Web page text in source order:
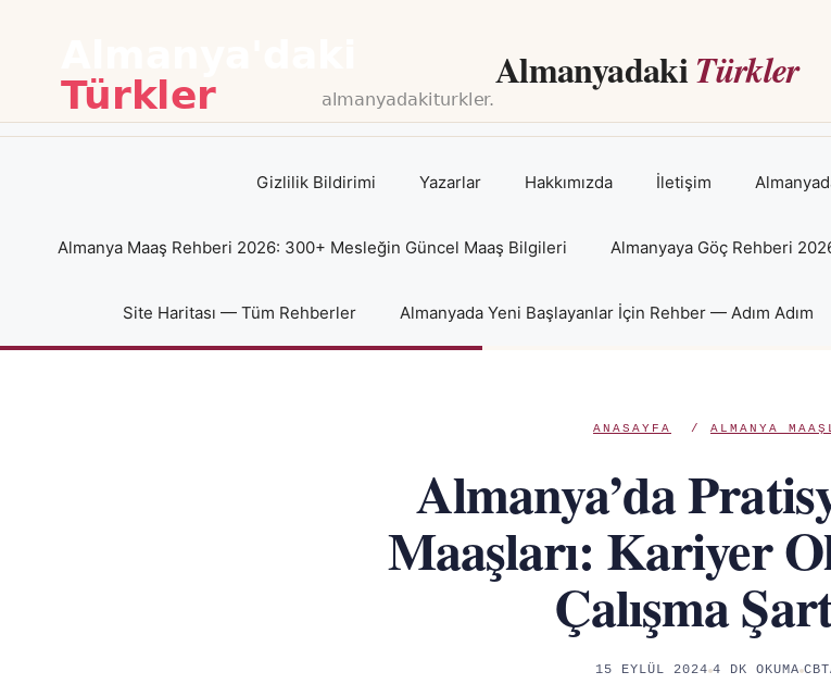
AlmanyadakiTürkler
Gizlilik Bildirimi Yazarlar Hakkımızda İletişim
Almanya Maaş Rehberi 2026: 300+ Mesleğin Güncel Maaş Bilgileri Almanyaya Göç Rehberi
Site Haritası — Tüm Rehberler Almanyada Yeni Başlayanlar İçin Rehber — Adım Adım
ANASAYFA / ALMANYA
Almanya’da
Maaşları: Kariyer
Çalışma
15 EYLÜL 2024 4 DK OKUMA